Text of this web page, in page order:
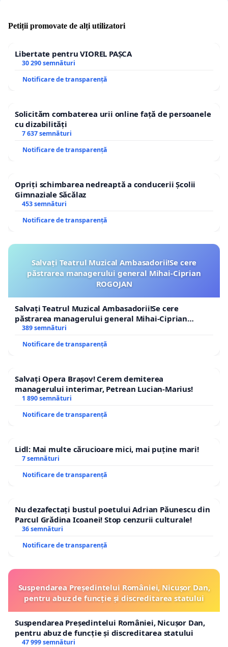
Petiții promovate de alți utilizatori
Libertate pentru VIOREL PAȘCA
30 290 semnături
Notificare de transparență
Solicităm combaterea urii online față de persoanele
cu dizabilități
7 637 semnături
Notificare de transparență
Opriți schimbarea nedreaptă a conducerii Școlii
Gimnaziale Săcălaz
453 semnături
Notificare de transparență
Salvați Teatrul Muzical Ambasadorii!Se cere
păstrarea managerului general Mihai-Ciprian
ROGOJAN
Salvați Teatrul Muzical Ambasadorii!Se cere
păstrarea managerului general Mihai-Ciprian
ROGOJAN
389 semnături
Notificare de transparență
Salvați Opera Brașov! Cerem demiterea
managerului interimar, Petrean Lucian-Marius!
1 890 semnături
Notificare de transparență
Lidl: Mai multe cărucioare mici, mai puține mari!
7 semnături
Notificare de transparență
Nu dezafectați bustul poetului Adrian Păunescu din
Parcul Grădina Icoanei! Stop cenzurii culturale!
36 semnături
Notificare de transparență
Suspendarea Președintelui României, Nicușor Dan,
pentru abuz de funcție și discreditarea statului
Suspendarea Președintelui României, Nicușor Dan,
pentru abuz de funcție și discreditarea statului
47 999 semnături